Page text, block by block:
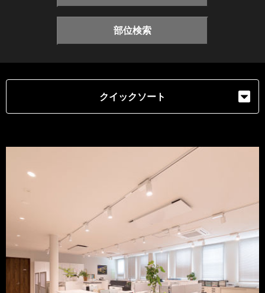
部位検索
クイックソート